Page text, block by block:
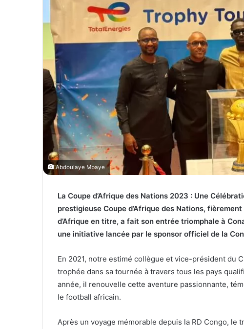
e
r
r
i
e
Abdoulaye Mbaye
La Coupe d’Afrique des Nations 2023 : Une
prestigieuse Coupe d’Afrique des Nations,
d’Afrique en titre, a fait son entrée triomphale à
une initiative lancée par le sponsor officiel de la
En 2021, notre estimé collègue et vice-président du
trophée dans sa tournée à travers tous les pays
année, il renouvelle cette aventure passionnante,
le football africain.
Après un voyage mémorable depuis la RD Congo,